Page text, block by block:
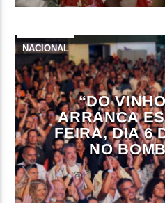
NACIONAL
“DO
ARRANCA
FEIRA, DIA 6
NO